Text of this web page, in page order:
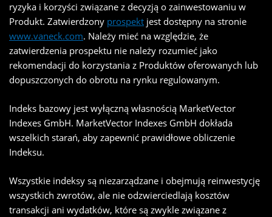
ryzyka i korzyści związane z decyzją o zainwestowaniu w
Produkt. Zatwierdzony prospekt jest dostępny na stronie
www.vaneck.com. Należy mieć na względzie, że
zatwierdzenia prospektu nie należy rozumieć jako
rekomendacji do korzystania z Produktów oferowanych lub
dopuszczonych do obrotu na rynku regulowanym.
Indeks bazowy jest wyłączną własnością MarketVector
Indexes GmbH. MarketVector Indexes GmbH dokłada
wszelkich starań, aby zapewnić prawidłowe obliczenie
Indeksu.
Wszystkie indeksy są niezarządzane i obejmują reinwestycję
wszystkich zwrotów, ale nie odzwierciedlają kosztów
transakcji ani wydatków, które są zwykle związane z